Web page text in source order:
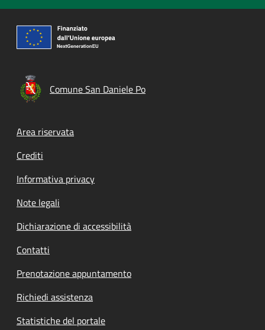
Comune San Daniele Po
Footer menu
Area riservata
Crediti
Informativa privacy
Note legali
Dichiarazione di accessibilità
Contatti
Prenotazione appuntamento
Richiedi assistenza
Statistiche del portale